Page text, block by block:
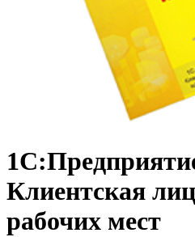
Клиентская
рабочих мест